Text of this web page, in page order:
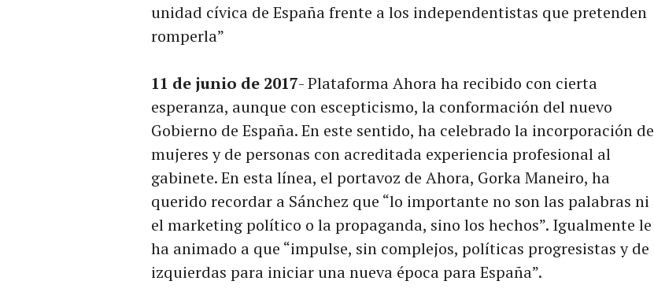
unidad cívica de España frente a los independentistas que pretenden
romperla”
11 de junio de 2017- Plataforma Ahora ha recibido con cierta
esperanza, aunque con escepticismo, la conformación del nuevo
Gobierno de España. En este sentido, ha celebrado la incorporación de
mujeres y de personas con acreditada experiencia profesional al
gabinete. En esta línea, el portavoz de Ahora, Gorka Maneiro, ha
querido recordar a Sánchez que “lo importante no son las palabras ni
el marketing político o la propaganda, sino los hechos”. Igualmente le
ha animado a que “impulse, sin complejos, políticas progresistas y de
izquierdas para iniciar una nueva época para España”.